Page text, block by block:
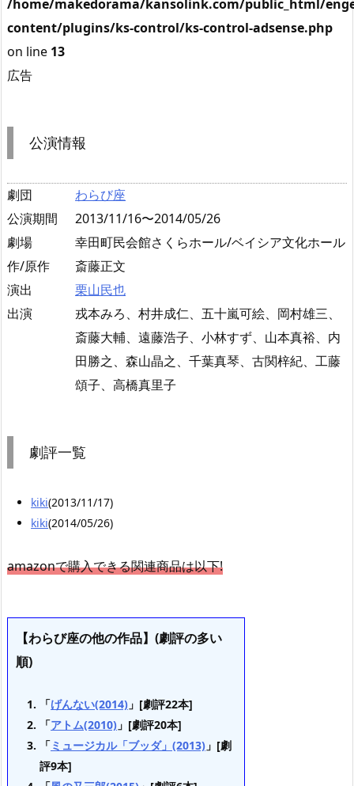
/home/makedorama/kansolink.com/public_html/
content/plugins/ks-control/ks-control-adsense.php
on line 13
広告
公演情報
劇団
わらび座
公演期間
2013/11/16〜2014/05/26
劇場
幸田町民会館さくらホール/ベイシア文化ホール
作/原作
斎藤正文
演出
栗山民也
出演
戎本みろ、村井成仁、五十嵐可絵、岡村雄三、
斎藤大輔、遠藤浩子、小林すず、山本真裕、内
田勝之、森山晶之、千葉真琴、古関梓紀、工藤
頌子、高橋真里子
劇評一覧
kiki(2013/11/17)
kiki(2014/05/26)
amazonで購入できる関連商品は以下!
【わらび座の他の作品】(劇評の多い
順)
「げんない(2014) 」[劇評22本]
「アトム(2010) 」[劇評20本]
「ミュージカル「ブッダ」(2013) 」[劇
評9本]